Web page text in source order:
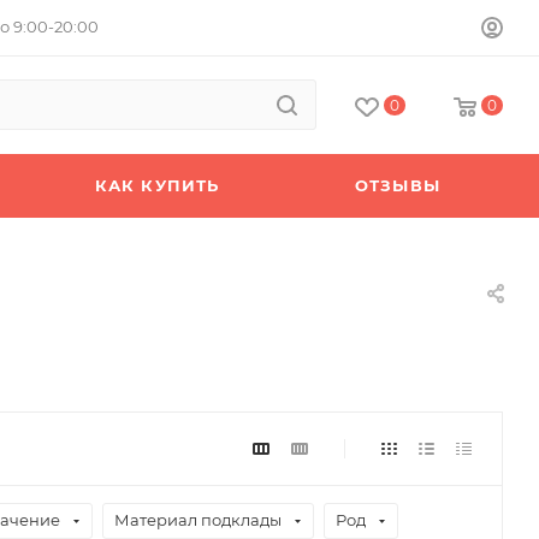
9:00-20:00
0 0
КАК КУПИТЬ ОТЗЫВЫ
Материал подклады Род